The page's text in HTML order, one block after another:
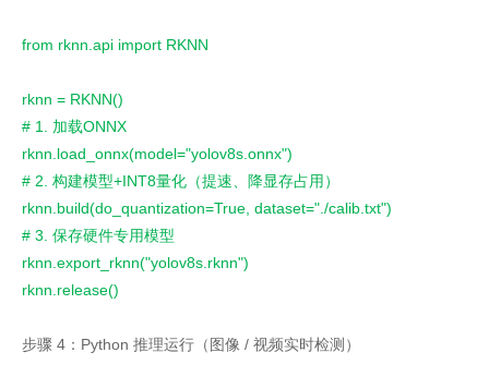
from rknn.api import RKNN
rknn = RKNN()
# 1. 加载ONNX
rknn.load_onnx(model="yolov8s.onnx")
# 2. 构建模型+INT8量化（提速、降显存占用）
rknn.build(do_quantization=True, dataset="./calib.txt")
# 3. 保存硬件专用模型
rknn.export_rknn("yolov8s.rknn")
rknn.release()
步骤 4：Python 推理运行（图像 / 视频实时检测）